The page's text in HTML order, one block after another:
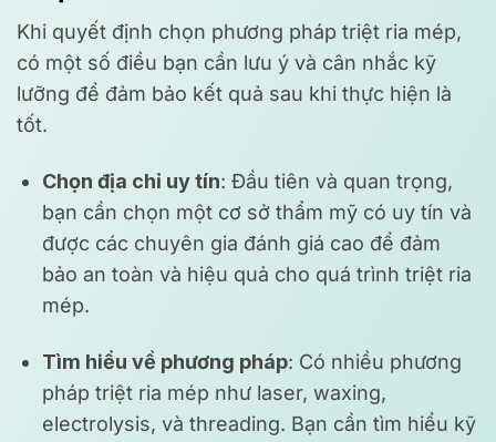
Khi quyết định chọn phương pháp triệt ria mép,
có một số điều bạn cần lưu ý và cân nhắc kỹ
lưỡng để đảm bảo kết quả sau khi thực hiện là
tốt.
Chọn địa chỉ uy tín: Đầu tiên và quan trọng,
bạn cần chọn một cơ sở thẩm mỹ có uy tín và
được các chuyên gia đánh giá cao để đảm
bảo an toàn và hiệu quả cho quá trình triệt ria
mép.
Tìm hiểu về phương pháp: Có nhiều phương
pháp triệt ria mép như laser, waxing,
electrolysis, và threading. Bạn cần tìm hiểu kỹ